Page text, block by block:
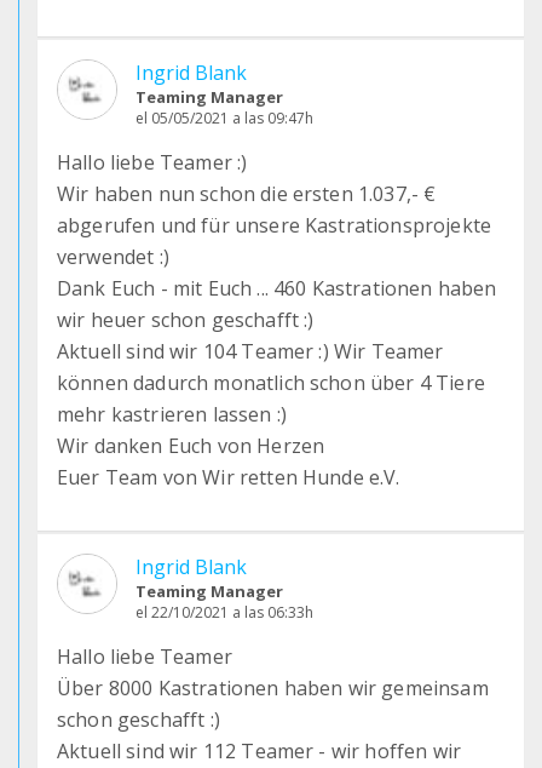
Ingrid Blank
Teaming Manager
el 05/05/2021 a las 09:47h
Hallo liebe Teamer :)
Wir haben nun schon die ersten 1.037,- €
abgerufen und für unsere Kastrationsprojekte
verwendet :)
Dank Euch - mit Euch ... 460 Kastrationen haben
wir heuer schon geschafft :)
Aktuell sind wir 104 Teamer :) Wir Teamer
können dadurch monatlich schon über 4 Tiere
mehr kastrieren lassen :)
Wir danken Euch von Herzen
Euer Team von Wir retten Hunde e.V.
Ingrid Blank
Teaming Manager
el 22/10/2021 a las 06:33h
Hallo liebe Teamer
Über 8000 Kastrationen haben wir gemeinsam
schon geschafft :)
Aktuell sind wir 112 Teamer - wir hoffen wir